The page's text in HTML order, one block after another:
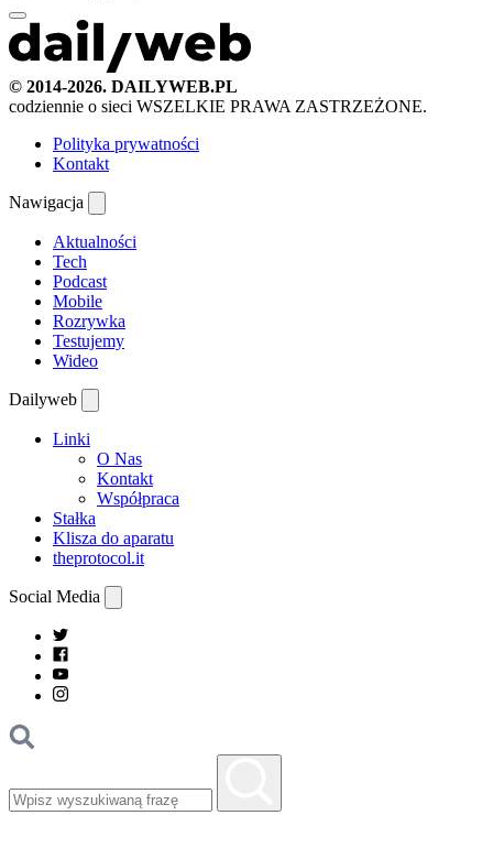
© 2014-2026. DAILYWEB.PL
codziennie o sieci WSZELKIE PRAWA ZASTRZEŻONE.
Polityka prywatności
Kontakt
Nawigacja
Aktualności
Tech
Podcast
Mobile
Rozrywka
Testujemy
Wideo
Dailyweb
Linki
O Nas
Kontakt
Współpraca
Stałka
Klisza do aparatu
theprotocol.it
Social Media